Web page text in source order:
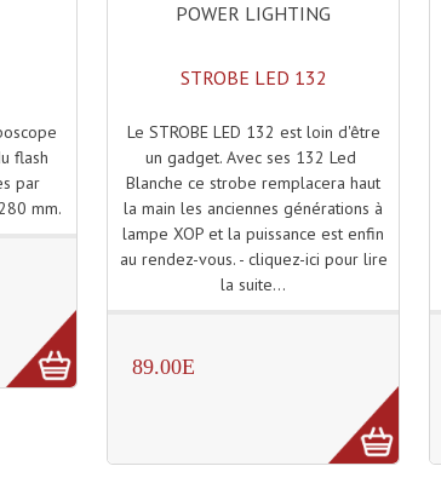
flash
par
mm.
POWER LIGHTING
STROBE LED 132
Le STROBE LED 132 est loin d'être
un gadget. Avec ses 132 Led
Blanche ce strobe remplacera haut
la main les anciennes générations à
lampe XOP et la puissance est enfin
au rendez-vous. - cliquez-ici pour lire
la suite...
89.00E